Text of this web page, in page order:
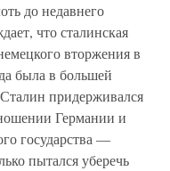
до недавнего
что сталинская
вторжения в
была в большей
придерживался
Германии и
государства —
пытался уберечь